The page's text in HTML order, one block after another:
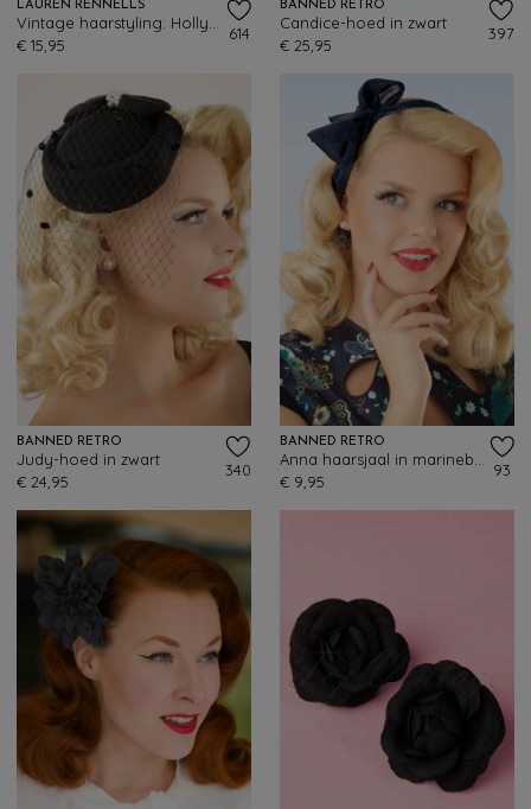
LAUREN RENNELLS
€ 15,95
614
BANNED RETRO
Candice-hoed in zwart
€ 25,95
397
BANNED RETRO
Judy-hoed in zwart
€ 24,95
340
BANNED RETRO
€ 9,95
93